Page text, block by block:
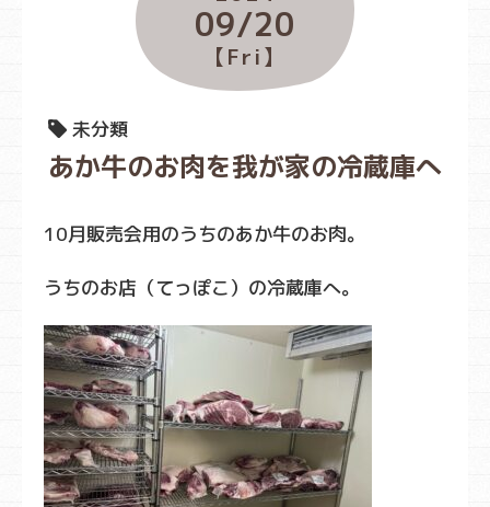
09/20
【Fri】
未分類
あか牛のお肉を我が家の冷蔵庫へ
10月販売会用のうちのあか牛のお肉。
うちのお店（てっぽこ）の冷蔵庫へ。